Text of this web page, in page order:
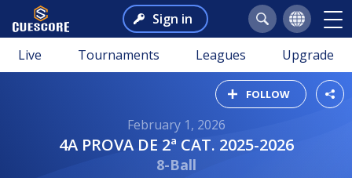
Sign in
Live Tournaments Leagues Upgrade
FOLLOW
February 1, 2026
4A PROVA DE 2ª CAT. 2025-2026
8-Ball